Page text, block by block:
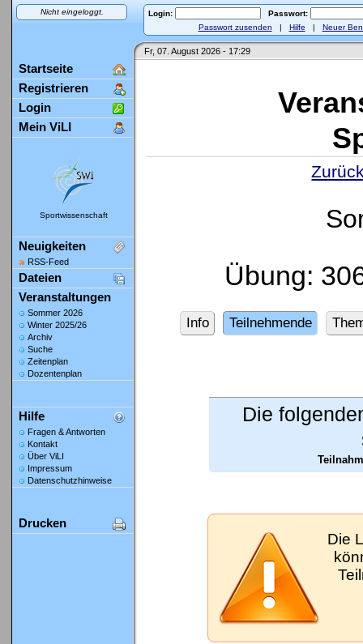
Nicht eingeloggt. Login:
Passwort:
Passwort zusenden | Hilfe | Neuer
Fr, 07. August 2026 - 17:29
Startseite
Registrieren
Login
Mein ViLI
Sportwissenschaft
Neuigkeiten
RSS-Feed
Dateien
Veranstaltungen
Sommer 2026
Winter 2025/26
Archiv
Suche
Zeitenplan
Dozentenplan
Hilfe
Fragen & Antworten
Kontakt
Über ViLI
Impressum
Datenschutzhinweise
Drucken
Übung:
Info Teilnehmende
Die
Die